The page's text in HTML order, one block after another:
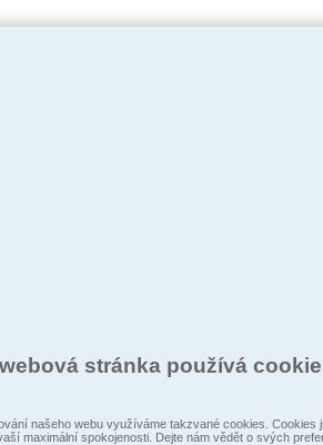
stránka používá
našeho webu využíváme takzvané cookies.
maximální spokojenosti. Dejte nám vědět o svých